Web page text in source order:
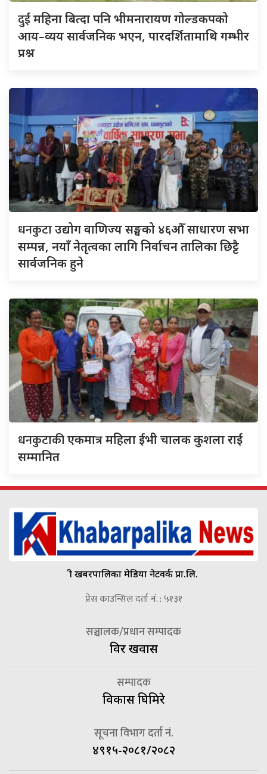
दुईमहिना बित्दा पनि भीमनारायण गोल्डकपको
आय–व्यय सार्वजनिक भएन, पारदर्शितामाथि गम्भीर
प्रश्न
धनकुटाउद्योग वाणिज्य सङ्घको ४६औँ साधारण सभा
सम्पन्न, नयाँ नेतृत्वका लागि निर्वाचन तालिका छिट्टै
सार्वजनिक हुने
धनकुटाकीएकमात्र महिला ईभी चालक कुशला राई
सम्मानित
श्री खबरपालिका मेडिया नेटवर्क प्रा.लि.
प्रेस काउन्सिल दर्ता नं. : ५१३१
सञ्चालक/प्रधान सम्पादक
विदुर खवास
सम्पादक
विकास घिमिरे
सूचना विभाग दर्ता नं.
४९१५-२०८१/२०८२